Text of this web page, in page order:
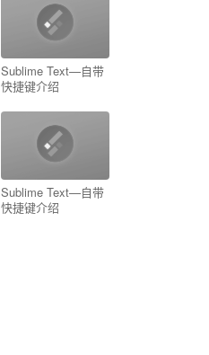
Sublime Text—自带
快捷键介绍
Sublime Text—自带
快捷键介绍